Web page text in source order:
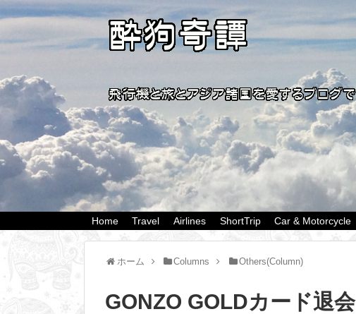
Home Travel Airlines ShortTrip Car & Motorcycle
ホーム Columns Others(Column)
GONZO GOLDカード退会